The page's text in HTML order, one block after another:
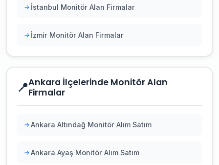
İstanbul Monitör Alan Firmalar
İzmir Monitör Alan Firmalar
📍Ankara İlçelerinde Monitör Alan
Firmalar
Ankara Altındağ Monitör Alım Satım
Ankara Ayaş Monitör Alım Satım